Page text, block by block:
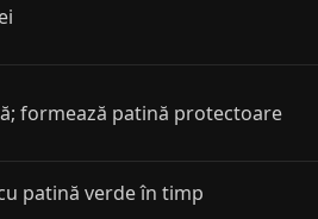
formează patină protectoare
patină verde în timp